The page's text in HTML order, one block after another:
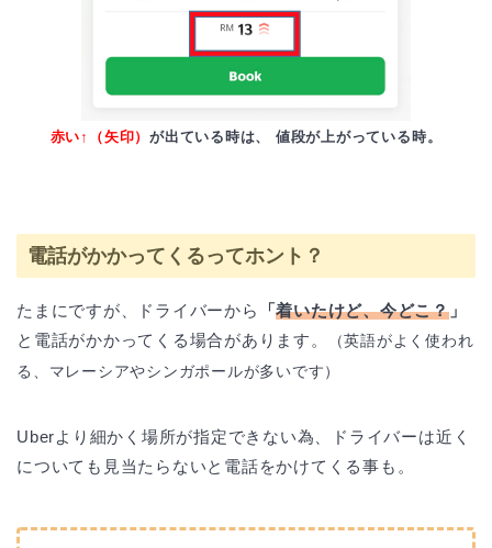
赤い↑（矢印）が出ている時は、 値段が上がっている時。
電話がかかってくるってホント？
たまにですが、ドライバーから 「着いたけど、今どこ？ 」
と電話がかかってくる場合があります。
（英語がよく使われ
る、マレーシアやシンガポールが多いです）
Uberより細かく場所が指定できない為、ドライバーは近く
についても見当たらないと電話をかけてくる事も。